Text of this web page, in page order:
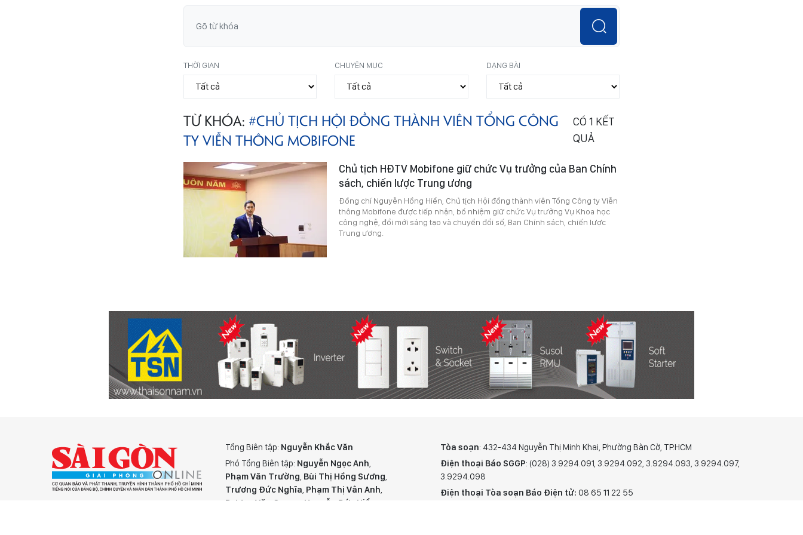
THỜI GIAN CHUYÊN MỤC DẠNG BÀI
TỪ KHÓA: #CHỦ TỊCH HỘI ĐỒNG THÀNH VIÊN TỔNG CÔNG
TY VIỄN THÔNG MOBIFONE
CÓ1 KẾT
QUẢ
Chủ tịch HĐTV Mobifone giữ chức Vụ trưởng của Ban Chính
sách, chiến lược Trung ương
Đồng chí Nguyễn Hồng Hiển, Chủ tịch Hội đồng thành viên Tổng Công ty Viễn
thông Mobifone được tiếp nhận, bổ nhiệm giữ chức Vụ trưởng Vụ Khoa học
công nghệ, đổi mới sáng tạo và chuyển đổi số, Ban Chính sách, chiến lược
Trung ương.
Tổng Biên tập: Nguyễn Khắc Văn
Phó Tổng Biên tập: Nguyễn Ngọc Anh,
Phạm Văn Trường, Bùi Thị Hồng Sương,
Trương Đức Nghĩa, Phạm Thị Vân Anh,
Dương Văn Quang
Nguyễn Đức Hiển
Tòa soạn: 432-434 Nguyễn Thị Minh Khai, Phường Bàn Cờ, TP.HCM
Điện thoại Báo SGGP: (028) 3.9294.091, 3.9294.092, 3.9294.093, 3.9294.097,
3.9294.098
Điện thoại Tòa soạn Báo Điện tử: 08 65 11 22 55